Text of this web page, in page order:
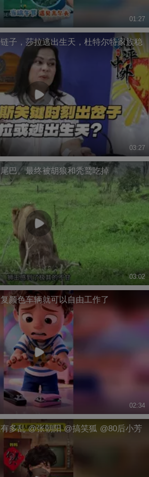
01:27
子，莎拉逃出生天，杜特尔特家族稳
03:27
巴。最终被胡狼和秃鹫吃掉
03:02
颜色车辆就可以自由工作了
02:34
多乱 @张朝阳 @搞笑狐 @80后小芳